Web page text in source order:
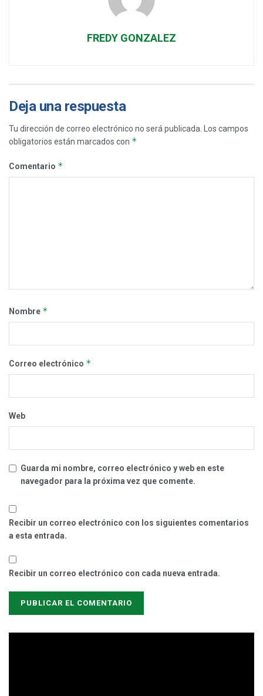
FREDY GONZALEZ
Deja una respuesta
Tu dirección de correo electrónico no será publicada. Los campos
obligatorios están marcados con *
Comentario *
Nombre *
Correo electrónico *
Web
Guarda mi nombre, correo electrónico y web en este
navegador para la próxima vez que comente.
Recibir un correo electrónico con los siguientes comentarios
a esta entrada.
Recibir un correo electrónico con cada nueva entrada.